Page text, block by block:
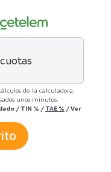
cuotas
de la calculadora,
unos minutos.
/ TIN % / TAE % /Ver